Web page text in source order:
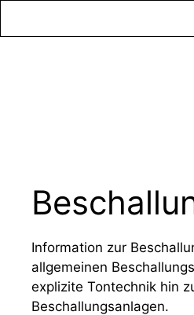
Information zur
allgemeinen
explizite Tontechnik hin
Beschallungsanlagen.